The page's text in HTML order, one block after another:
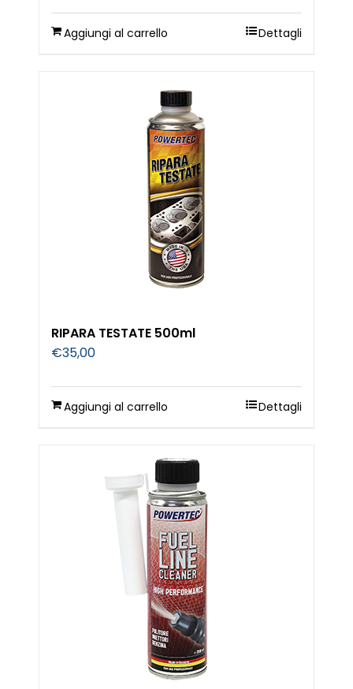
Aggiungi al carrello Dettagli
RIPARA TESTATE 500ml
€35,00
Aggiungi al carrello Dettagli